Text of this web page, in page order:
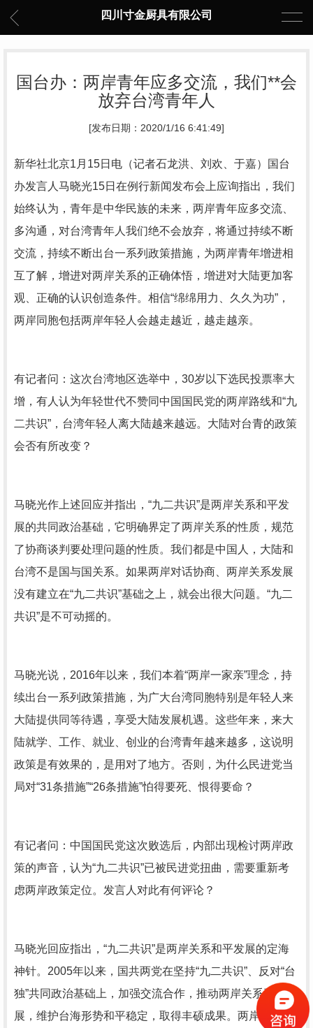
四川寸金厨具有限公司
国台办：两岸青年应多交流，我们**会
放弃台湾青年人
[发布日期：2020/1/16 6:41:49]
新华社北京1月15日电（记者石龙洪、刘欢、于嘉）国台
办发言人马晓光15日在例行新闻发布会上应询指出，我们
始终认为，青年是中华民族的未来，两岸青年应多交流、
多沟通，对台湾青年人我们绝不会放弃，将通过持续不断
交流，持续不断出台一系列政策措施，为两岸青年增进相
互了解，增进对两岸关系的正确体悟，增进对大陆更加客
观、正确的认识创造条件。相信“绵绵用力、久久为功”，
两岸同胞包括两岸年轻人会越走越近，越走越亲。
有记者问：这次台湾地区选举中，30岁以下选民投票率大
增，有人认为年轻世代不赞同中国国民党的两岸路线和“九
二共识”，台湾年轻人离大陆越来越远。大陆对台青的政策
会否有所改变？
马晓光作上述回应并指出，“九二共识”是两岸关系和平发
展的共同政治基础，它明确界定了两岸关系的性质，规范
了协商谈判要处理问题的性质。我们都是中国人，大陆和
台湾不是国与国关系。如果两岸对话协商、两岸关系发展
没有建立在“九二共识”基础之上，就会出很大问题。“九二
共识”是不可动摇的。
马晓光说，2016年以来，我们本着“两岸一家亲”理念，持
续出台一系列政策措施，为广大台湾同胞特别是年轻人来
大陆提供同等待遇，享受大陆发展机遇。这些年来，来大
陆就学、工作、就业、创业的台湾青年越来越多，这说明
政策是有效果的，是用对了地方。否则，为什么民进党当
局对“31条措施”“26条措施”怕得要死、恨得要命？
有记者问：中国国民党这次败选后，内部出现检讨两岸政
策的声音，认为“九二共识”已被民进党扭曲，需要重新考
虑两岸政策定位。发言人对此有何评论？
马晓光回应指出，“九二共识”是两岸关系和平发展的定海
神针。2005年以来，国共两党在坚持“九二共识”、反对“台
独”共同政治基础上，加强交流合作，推动两岸关系和平发
展，维护台海形势和平稳定，取得丰硕成果。两岸关系和